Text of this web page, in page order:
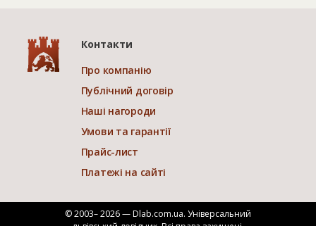
Контакти
Про компанію
Публічний договір
Наші нагороди
Умови та гарантії
Прайс-лист
Платежі на сайті
© 2003– 2026 — Dlab.com.ua. Універсальний